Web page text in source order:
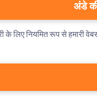
अंडे
लिए नियमित रूप से हमारी